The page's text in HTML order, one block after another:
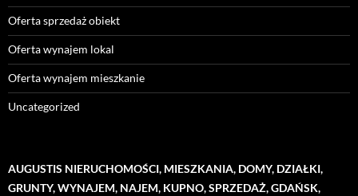
Oferta sprzedaż obiekt
Oferta wynajem lokal
Oferta wynajem mieszkanie
Uncategorized
AUGUSTIS NIERUCHOMOŚCI, MIESZKANIA, DOMY, DZIAŁKI,
GRUNTY, WYNAJEM, NAJEM, KUPNO, SPRZEDAŻ, GDAŃSK,